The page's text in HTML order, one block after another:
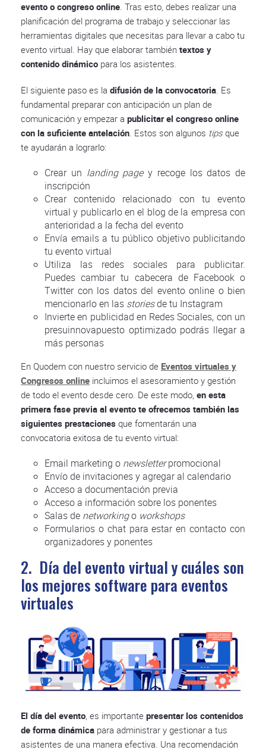
evento o congreso online . Tras esto, debes realizar una
planificación del programa de trabajo y seleccionar las
herramientas digitales que necesitas para llevar a cabo tu
evento virtual. Hay que elaborar también textos y
contenido dinámico para los asistentes.
El siguiente paso es la difusión de la convocatoria . Es
fundamental preparar con anticipación un plan de
comunicación y empezar a publicitar el congreso online
con la suficiente antelación . Estos son algunos tipsque
te ayudarán a lograrlo:
Crear un landing pagey recoge los datos de
inscripción
Crear contenido relacionado con tu evento
virtual y publicarlo en el blog de la empresa con
anterioridad a la fecha del evento
Envía emails a tu público objetivo publicitando
tu evento virtual
Utiliza las redes sociales para publicitar.
Puedes cambiar tu cabecera de Facebook o
Twitter con los datos del evento online o bien
mencionarlo en las storiesde tu Instagram
Invierte en publicidad en Redes Sociales, con un
presuinnovapuesto optimizado podrás llegar a
más personas
En Quodem con nuestro servicio de Eventos virtuales y
Congresos online incluimos el asesoramiento y gestión
de todo el evento desde cero. De este modo, en esta
primera fase previa al evento te ofrecemos también las
siguientes prestaciones que fomentarán una
convocatoria exitosa de tu evento virtual:
Email marketing o newsletterpromocional
Envío de invitaciones y agregar al calendario
Acceso a documentación previa
Acceso a información sobre los ponentes
Salas de networkingo workshops
Formularios o chat para estar en contacto con
organizadores y ponentes
2. Día del evento virtual y cuáles son
los mejores software para eventos
virtuales
El día del evento , es importante presentar los contenidos
de forma dinámica para administrar y gestionar a tus
asistentes de una manera efectiva. Una recomendación